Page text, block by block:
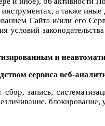
а также
Сайта и/или его
и
сервиса веб-
сбор, запись,